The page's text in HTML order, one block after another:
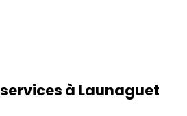
à Launaguet